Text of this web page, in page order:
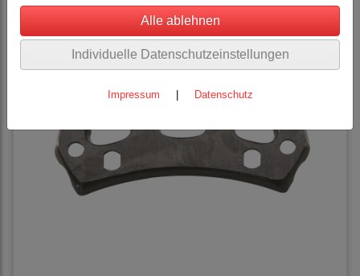
Individuelle Datenschutzeinstellungen
Impressum Datenschutz